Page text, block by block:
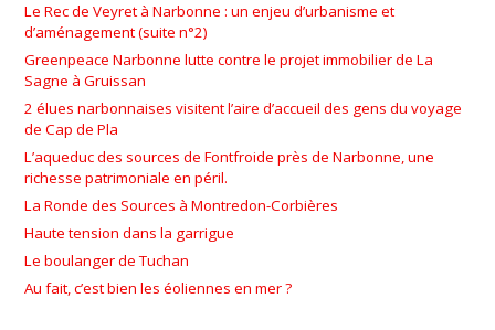
Le Rec de Veyret à Narbonne : un enjeu d’urbanisme et
d’aménagement (suite n°2)
Greenpeace Narbonne lutte contre le projet immobilier de La
Sagne à Gruissan
2 élues narbonnaises visitent l’aire d’accueil des gens du voyage
de Cap de Pla
L’aqueduc des sources de Fontfroide près de Narbonne, une
richesse patrimoniale en péril.
La Ronde des Sources à Montredon-Corbières
Haute tension dans la garrigue
Le boulanger de Tuchan
Au fait, c’est bien les éoliennes en mer ?